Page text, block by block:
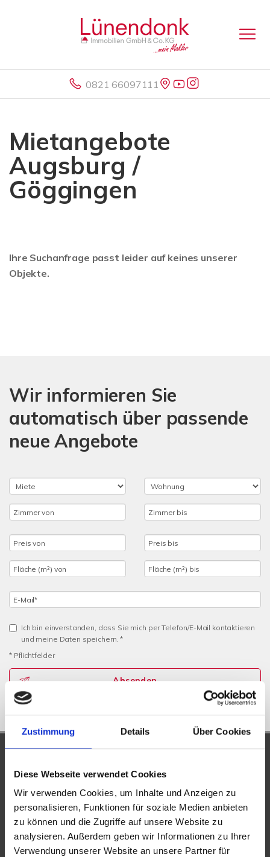
Zustimmung Details Über Cookies
Diese Webseite verwendet Cookies
Wir verwenden Cookies, um Inhalte und Anzeigen zu
personalisieren, Funktionen für soziale Medien anbieten
zu können und die Zugriffe auf unsere Website zu
analysieren. Außerdem geben wir Informationen zu Ihrer
Verwendung unserer Website an unsere Partner für
0821 66097111
Mietangebote
Augsburg /
Göggingen
Ihre Suchanfrage passt leider auf keines unserer
Objekte.
Wir informieren Sie
automatisch über passende
neue Angebote
Ich bin einverstanden, dass Sie mich per Telefon/E-Mail kontaktieren
und meine Daten speichern. *
* Pflichtfelder
Absenden
UNSERE PARTNER &
AUSZEICHNUNGEN